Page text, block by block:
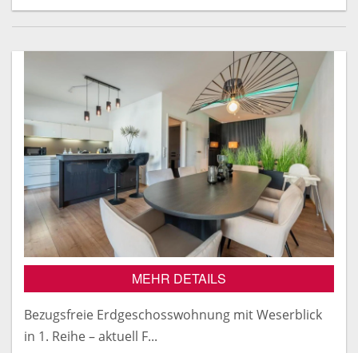
MEHR DETAILS
Bezugsfreie Erdgeschosswohnung mit Weserblick
in 1. Reihe – aktuell F...